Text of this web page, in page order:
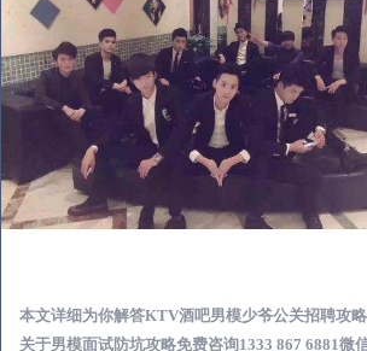
本文详细为你解答KTV酒吧男模少爷公关招聘攻
关于男模面试防坑攻略免费咨询1333 867 6881微